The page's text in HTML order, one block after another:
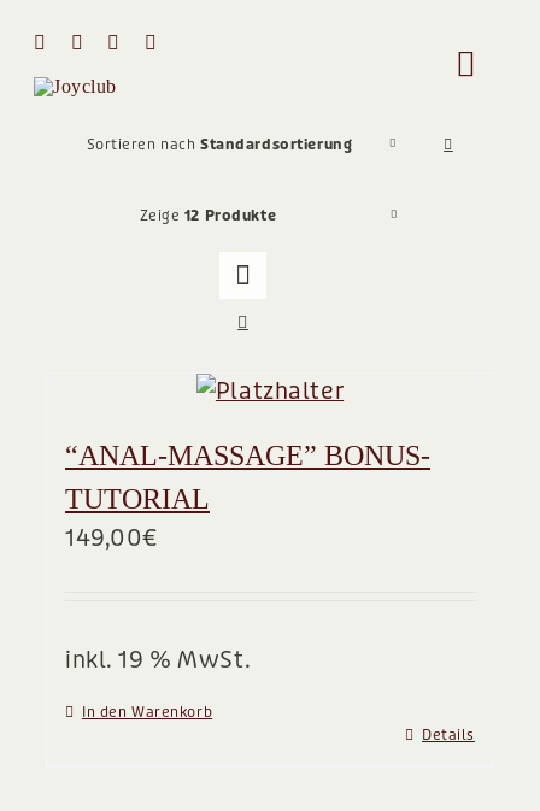
springen
Toggle
HOME
Sortieren nachStandardsortierung
Zeige 12 Produkte
“ANAL-MASSAGE” BONUS-
TUTORIAL
149,00€
inkl. 19 % MwSt.
In den Warenkorb
Details